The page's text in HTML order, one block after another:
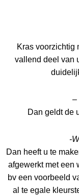
Kras voorzichtig
vallend deel van
–
Dan geldt de
-
Dan heeft u te
afgewerkt met een
bv een voorbeeld
al te egale